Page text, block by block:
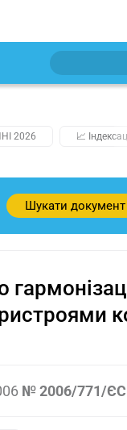
2026 📈
Шукати документ
№ 2006/771/ЄС